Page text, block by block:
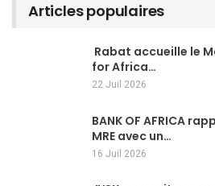
Articles populaires
Rabat accueille le
for Africa…
22 Juil 2026
BANK OF AFRICA
MRE avec un…
16 Juil 2026